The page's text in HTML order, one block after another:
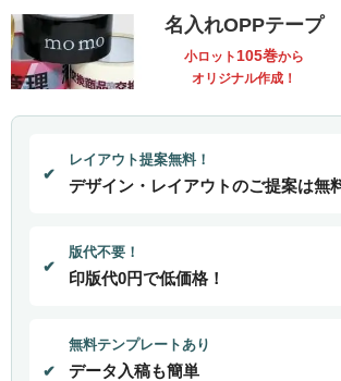
お問い合わせ
サポート＆ヘルプ
FAX注文用紙の印刷
ジャンブレの特長
商品カテゴリから選ぶ
おすすめ
NEW
処分品
販売終了
円から
名入れOPPテープ
小ロット 105巻から
オリジナル作成！
レイアウト提案無料！
デザイン・レイアウトのご提案は無
版代不要！
印版代0円で低価格！
無料テンプレートあり
データ入稿も簡単